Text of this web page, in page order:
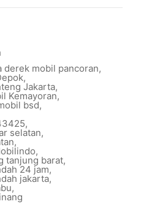
derek mobil pancoran,
,
Jakarta,
Kemayoran,
bsd,
,
selatan,
,
,
tanjung barat,
24 jam,
jakarta,
,